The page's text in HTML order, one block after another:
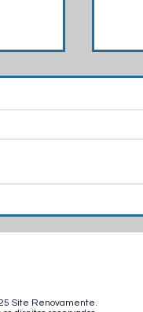
fé!
Site Renovamente.